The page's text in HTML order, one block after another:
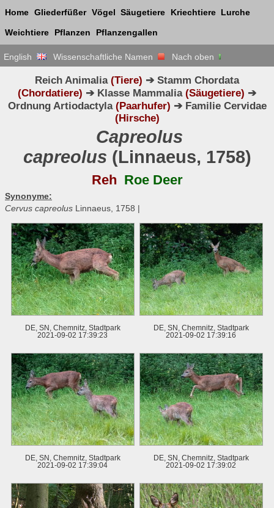
Home Gliederfüßer Vögel Säugetiere Kriechtiere Lurche
Weichtiere Pflanzen Pflanzengallen
English Wissenschaftliche Namen Nach oben
Reich Animalia(Tiere) ➔ Stamm Chordata
(Chordatiere) ➔ Klasse Mammalia(Säugetiere) ➔
Ordnung Artiodactyla(Paarhufer) ➔ Familie Cervidae
(Hirsche)
Capreolus
capreolus (Linnaeus, 1758)
Reh Roe Deer
Synonyme:
Cervus capreolus Linnaeus, 1758 |
DE, SN, Chemnitz, Stadtpark
2021-09-02 17:39:23
DE, SN, Chemnitz, Stadtpark
2021-09-02 17:39:16
DE, SN, Chemnitz, Stadtpark
2021-09-02 17:39:04
DE, SN, Chemnitz, Stadtpark
2021-09-02 17:39:02